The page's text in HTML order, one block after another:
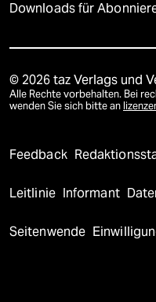
Downloads für
© 2026 taz Verlags und
Alle Rechte vorbehalten. Bei
wenden Sie sich bitte an
Feedback
Leitlinie Informant
Seitenwende